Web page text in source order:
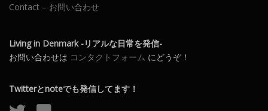
Contact – お問い合わせ
Living in Denmark -リアルな日常を発信-
お問い合わせは コンタクトフォーム にどうぞ！
Twitterとnoteでも発信してます！